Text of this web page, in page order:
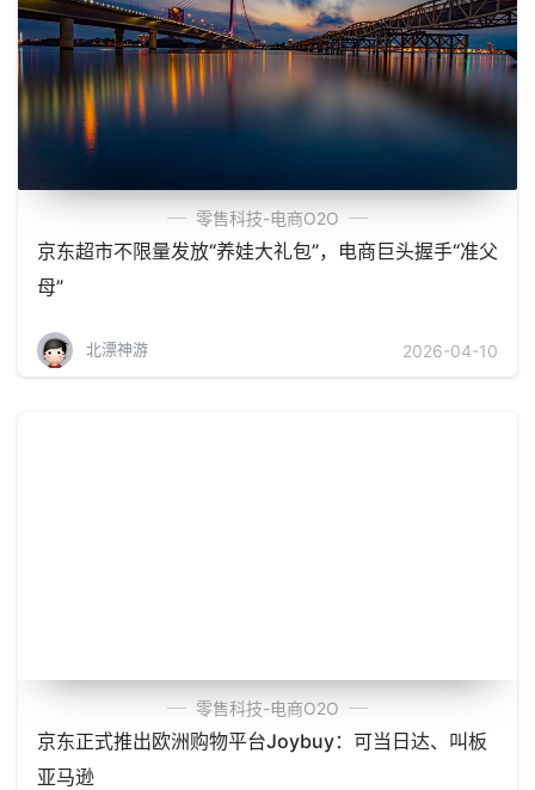
零售科技-电商O2O
京东超市不限量发放“养娃大礼包”，电商巨头握手“准父
母”
北漂神游 2026-04-10
零售科技-电商O2O
京东正式推出欧洲购物平台Joybuy：可当日达、叫板
亚马逊